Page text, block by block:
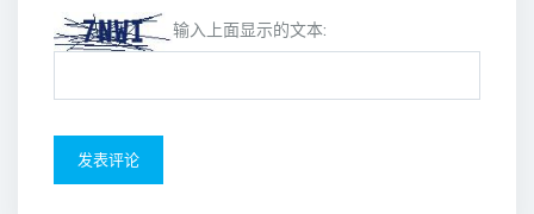
输入上面显示的文本: